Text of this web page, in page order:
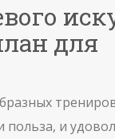
для
польза, и